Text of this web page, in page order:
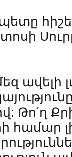
ավելի
Թո՛ղ
համար